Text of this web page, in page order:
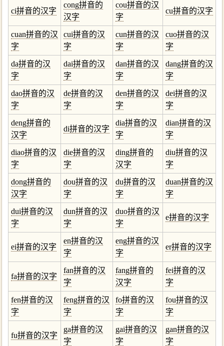
ci拼音的汉字
cong拼音的
汉字
cou拼音的汉
字
cu拼音的汉字
cuan拼音的汉
字
cui拼音的汉
字
cun拼音的汉
字
cuo拼音的汉
字
da拼音的汉
字
dai拼音的汉
字
dan拼音的汉
字
dang拼音的汉
字
dao拼音的汉
字
de拼音的汉
字
den拼音的汉
字
dei拼音的汉
字
deng拼音的
汉字
di拼音的汉字
dia拼音的汉
字
dian拼音的汉
字
diao拼音的汉
字
die拼音的汉
字
ding拼音的
汉字
diu拼音的汉
字
dong拼音的
汉字
dou拼音的汉
字
du拼音的汉
字
duan拼音的汉
字
dui拼音的汉
字
dun拼音的汉
字
duo拼音的汉
字
e拼音的汉字
ei拼音的汉字
en拼音的汉
字
eng拼音的汉
字
er拼音的汉字
fa拼音的汉字
fan拼音的汉
字
fang拼音的
汉字
fei拼音的汉
字
fen拼音的汉
字
feng拼音的汉
字
fo拼音的汉
字
fou拼音的汉
字
fu拼音的汉字
ga拼音的汉
字
gai拼音的汉
字
gan拼音的汉
字